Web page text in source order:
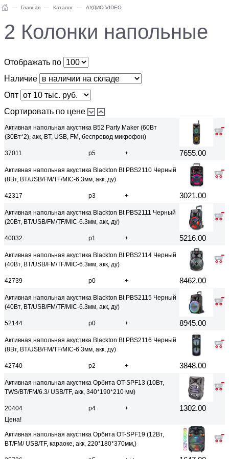
Главная Каталог AУДИО VIDEO
2 Колонки напольные
Отображать по
Наличие
Опт
Сортировать по цене
Активная напольная акустика B52 Party Maker (60Вт
(30Вт*2), акк, BT, USB, FM, беспровод микрофон)
37011 р5 + 7655.00
Активная напольная акустика Blackton Bt PBS2110 Черный
(8Вт, BT/USB/FM/TF/MIC-6.3мм, акк, ду)
42317 р3 + 3021.00
Активная напольная акустика Blackton Bt PBS2111 Черный
(20Вт, BT/USB/FM/TF/MIC-6.3мм, акк, ду)
40032 р1 + 5216.00
Активная напольная акустика Blackton Bt PBS2114 Черный
(40Вт, BT/USB/FM/TF/MIC-6.3мм, акк, ду)
42739 р0 + 8462.00
Активная напольная акустика Blackton Bt PBS2115 Черный
(40Вт, BT/USB/FM/TF/MIC-6.3мм, акк, ду)
52144 р0 + 8945.00
Активная напольная акустика Blackton Bt PBS2116 Черный
(8Вт, BT/USB/FM/TF/MIC-6.3мм, акк, ду)
42740 р2 + 3848.00
Активная напольная акустика Орбита OT-SPF13 (10Вт,
TWS/BT/FM/6.3/ USB/TF, акк, 340*190*210 мм)
20404 р4 + 1302.00
Цена!
Активная напольная акустика Орбита OT-SPF19 (12Вт,
BT/FM/ USB/TF, караоке, акк, 220*180*370мм,)